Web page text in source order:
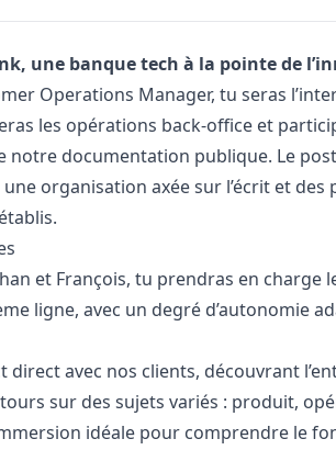
une banque tech à la pointe de
Operations Manager, tu seras
les opérations back-office et
notre documentation publique. Le
organisation axée sur l’écrit et des
et François, tu prendras en charge
ligne, avec un degré d’autonomie
direct avec nos clients, découvrant
sur des sujets variés : produit,
idéale pour comprendre le